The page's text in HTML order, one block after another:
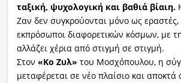
ταξική, ψυχολογική και βαθιά βίαιη.
Ζαν δεν συγκρούονται μόνο ως
εκπρόσωποι διαφορετικών κόσμων, με
αλλάζει χέρια από στιγμή σε στιγμή.
Στον «Κο Ζυλ» του Μοσχόπουλου, η
μεταφέρεται σε νέο πλαίσιο και αποκτά